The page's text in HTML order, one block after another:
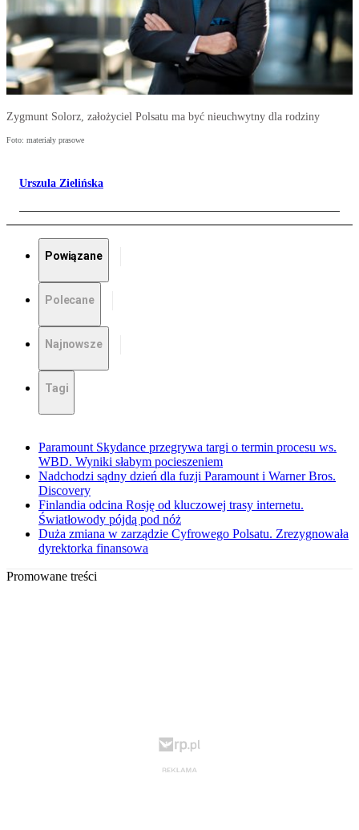
Zygmunt Solorz, założyciel Polsatu ma być nieuchwytny dla rodziny
Foto: materiały prasowe
Urszula Zielińska
Powiązane
Polecane
Najnowsze
Tagi
Paramount Skydance przegrywa targi o termin procesu ws.
WBD. Wyniki słabym pocieszeniem
Nadchodzi sądny dzień dla fuzji Paramount i Warner Bros.
Discovery
Finlandia odcina Rosję od kluczowej trasy internetu.
Światłowody pójdą pod nóż
Duża zmiana w zarządzie Cyfrowego Polsatu. Zrezygnowała
dyrektorka finansowa
Promowane treści